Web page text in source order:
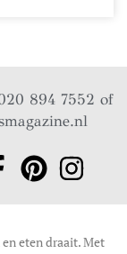
894 7552 of
eten draait. Met